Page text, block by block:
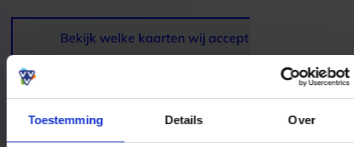
Toestemming Details Over
meenemen.
Bekijk welke kaarten wij accepteren